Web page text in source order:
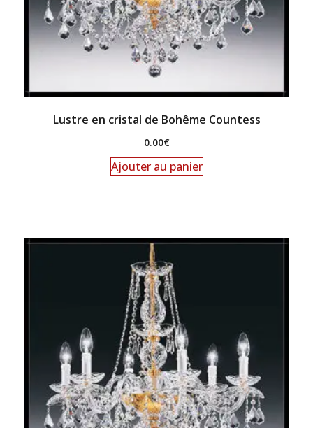
Lustre en cristal de Bohême Countess
0.00€
Ajouter au panier